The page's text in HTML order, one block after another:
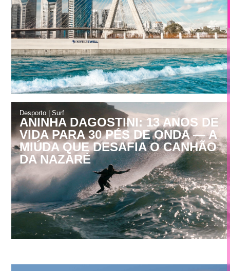
Desporto |Surf
ANINHA DAGOSTINI: 13 ANOS DE
VIDA PARA 30 PÉS DE ONDA — A
MIÚDA QUE DESAFIA O CANHÃO
DA NAZARÉ